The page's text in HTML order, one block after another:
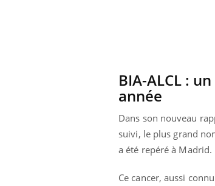
BIA-ALCL :
année
Dans son nouveau
suivi, le plus grand
a été repéré à Madrid.
Ce cancer, aussi